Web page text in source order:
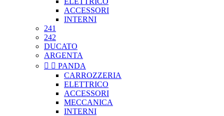
ACCESSORI
INTERNI
241
242
DUCATO
ARGENTA
  PANDA
CARROZZERIA
ELETTRICO
ACCESSORI
MECCANICA
INTERNI